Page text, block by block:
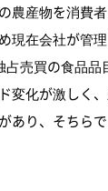
農産物を消費
現在会社が管
占売買の食品品
変化が激しく
あり、そちら